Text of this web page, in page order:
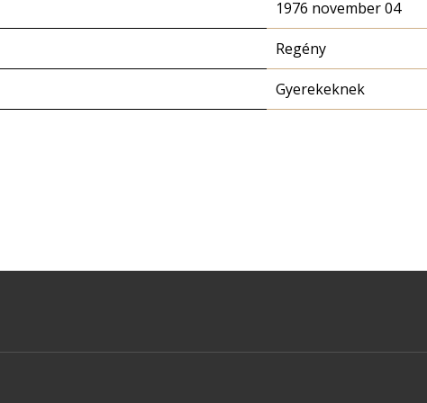
1976 november 04
Regény
Gyerekeknek